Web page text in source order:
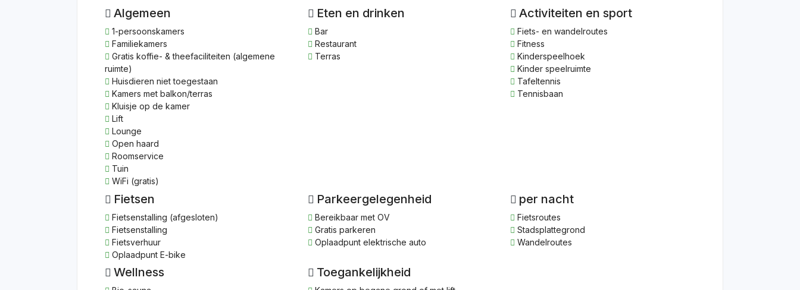
Algemeen
1-persoonskamers
Familiekamers
Gratis koffie- & theefaciliteiten (algemene
ruimte)
Huisdieren niet toegestaan
Kamers met balkon/terras
Kluisje op de kamer
Lift
Lounge
Open haard
Roomservice
Tuin
WiFi (gratis)
Eten en drinken
Bar
Restaurant
Terras
Activiteiten en sport
Fiets- en wandelroutes
Fitness
Kinderspeelhoek
Kinder speelruimte
Tafeltennis
Tennisbaan
Fietsen
Fietsenstalling (afgesloten)
Fietsenstalling
Fietsverhuur
Oplaadpunt E-bike
Parkeergelegenheid
Bereikbaar met OV
Gratis parkeren
Oplaadpunt elektrische auto
per nacht
Fietsroutes
Stadsplattegrond
Wandelroutes
Wellness Toegankelijkheid